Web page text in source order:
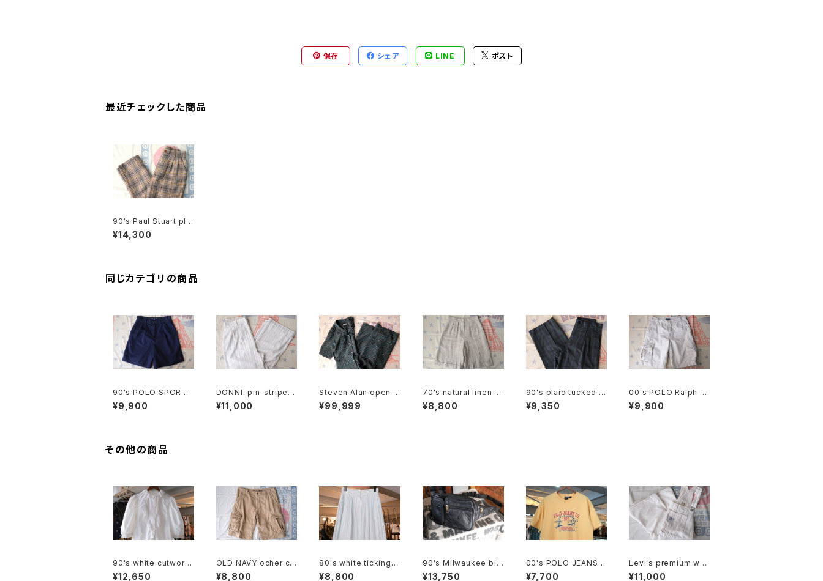
保存 シェア LINE ポスト
最近チェックした商品
90's Paul Stuart plai
d wool tucked Pant
s
¥14,300
同じカテゴリの商品
90's POLO SPORT
navy Culottes w/ po
ny embroidery
¥9,900
DONNI. pin-stripe li
nen blend easy Pan
ts
¥11,000
Steven Alan open c
ollared Jumpsuit "g
reen"
¥99,999
70's natural linen s
ack tucked Culotte
s
¥8,800
90's plaid tucked b
arrel leg Pants
¥9,350
00's POLO Ralph La
uren beige cargo c
hino Shorts
¥9,900
その他の商品
90's white cutwork
lace trimmed cotto
¥12,650
OLD NAVY ocher co
tton-twill cargo Sho
¥8,800
80's white ticking s
triped cotton flared
¥8,800
90's Milwaukee bla
ck all-leather fanny
¥13,750
00's POLO JEANS C
O. truck and field pr
¥7,700
Levi's premium whit
e Shortalls
¥11,000